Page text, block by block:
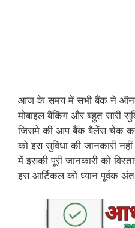
आज के समय में सभी बैंक ने
मोबाइल बैंकिंग और बहुत सारी
जिसमे की आप बैंक बैलेंस चेक
को इस सुविधा की जानकारी
में इसकी पूरी जानकारी को
इस आर्टिकल को ध्यान पूर्वक अंत